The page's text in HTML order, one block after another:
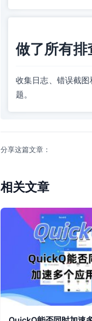
做了所有排
收集日志、错误截
题。
分享这篇文章：
相关文章